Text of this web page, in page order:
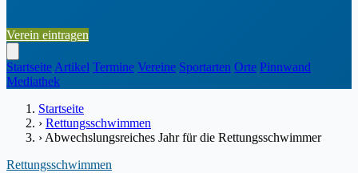
Verein eintragen
Startseite Artikel Termine Vereine Sportarten Orte Pinnwand
Mediathek
Startseite
› Rettungsschwimmen
› Abwechslungsreiches Jahr für die Rettungsschwimmer
Rettungsschwimmen